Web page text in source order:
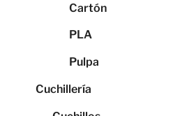
Cartón
PLA
Pulpa
Cuchillería